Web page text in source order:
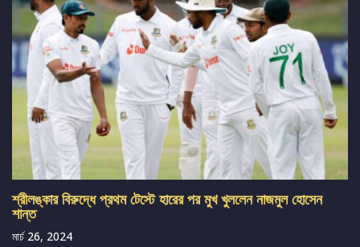
শ্রীলঙ্কার বিরুদ্ধে প্রথম টেস্টে হারের পর মুখ খুললেন নাজমুল হোসেন
শান্ত
মার্চ 26, 2024